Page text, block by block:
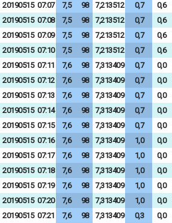
20190515 07:07 7,5 98 7,213512 0,7 0,6
20190515 07:08 7,5 98 7,213512 0,7 0,6
20190515 07:09 7,5 98 7,213512 0,7 0,6
20190515 07:10 7,5 98 7,213512 0,7 0,6
20190515 07:11 7,6 98 7,313409 0,7 0,0
20190515 07:12 7,6 98 7,313409 0,7 0,0
20190515 07:13 7,6 98 7,313409 0,7 0,0
20190515 07:14 7,6 98 7,313409 0,7 0,0
20190515 07:15 7,6 98 7,313409 0,7 0,0
20190515 07:16 7,6 98 7,313409 1,0 0,0
20190515 07:17 7,6 98 7,313409 1,0 0,0
20190515 07:18 7,6 98 7,313409 1,0 0,0
20190515 07:19 7,6 98 7,313409 1,0 0,0
20190515 07:20 7,6 98 7,313409 1,0 0,0
20190515 07:21 7,6 98 7,313409 0,3 0,0